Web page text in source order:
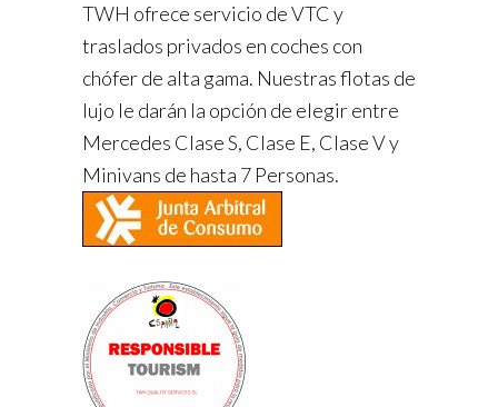
TWH ofrece servicio de VTC y
traslados privados en coches con
chófer de alta gama. Nuestras flotas de
lujo le darán la opción de elegir entre
Mercedes Clase S, Clase E, Clase V y
Minivans de hasta 7 Personas.